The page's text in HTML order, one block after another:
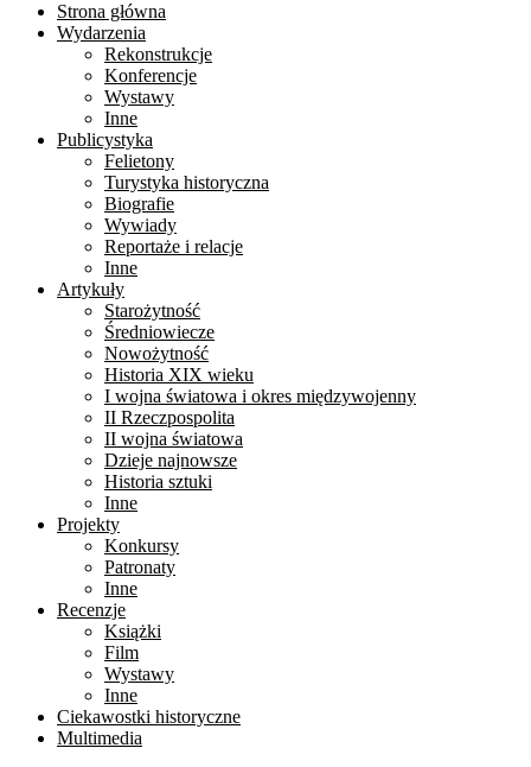
Strona główna
Wydarzenia
Rekonstrukcje
Konferencje
Wystawy
Inne
Publicystyka
Felietony
Turystyka historyczna
Biografie
Wywiady
Reportaże i relacje
Inne
Artykuły
Starożytność
Średniowiecze
Nowożytność
Historia XIX wieku
I wojna światowa i okres międzywojenny
II Rzeczpospolita
II wojna światowa
Dzieje najnowsze
Historia sztuki
Inne
Projekty
Konkursy
Patronaty
Inne
Recenzje
Książki
Film
Wystawy
Inne
Ciekawostki historyczne
Multimedia